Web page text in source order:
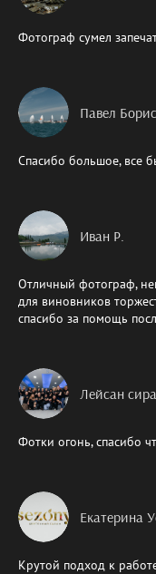
Фотограф сумел
Павел
Спасибо большое, все
Иван Р.
Отличный фотограф,
для виновников
спасибо за помощь
Лейсан
Фотки огонь, спасибо
Екатерина
Крутой подход к